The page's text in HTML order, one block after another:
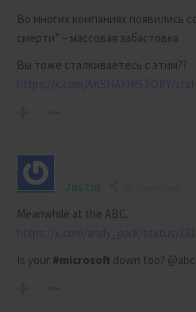
Во многих компаниях появились
смерти” – массовая забастовка
Вы тоже сталкиваетесь с этим??
https://x.com/AKSHAYHISTORY/
Justin
Meanwhile at the ABC.
https://x.com/andy_park/status/
Is your #microsoft down too?